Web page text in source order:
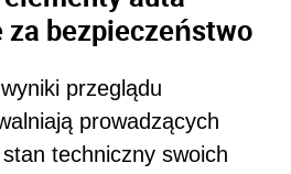
za bezpieczeństwo
przeglądu
prowadzących
techniczny swoich